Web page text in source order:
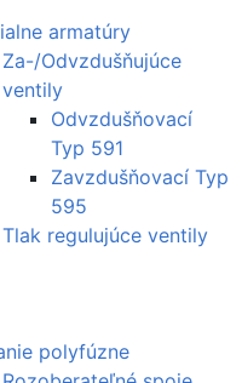
armatúry
Za-/Odvzdušňujúce
ventily
Odvzdušňovací
Typ 591
Zavzdušňovací Typ
595
Tlak regulujúce ventily
polyfúzne